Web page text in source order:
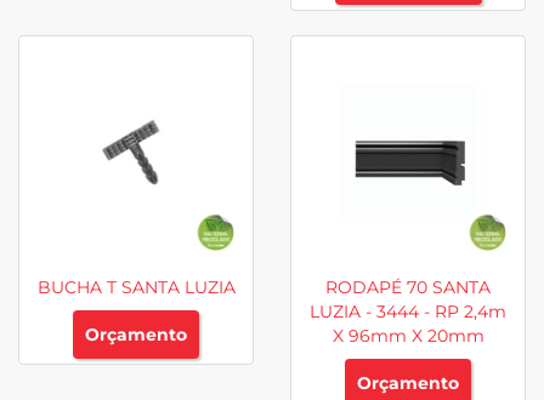
BUCHA T SANTA LUZIA
Orçamento
RODAPÉ 70 SANTA
LUZIA - 3444 - RP 2,4m
X 96mm X 20mm
Orçamento